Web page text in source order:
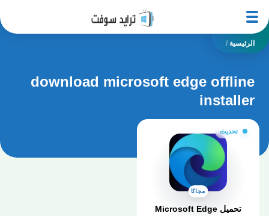
الرئيسية /
download microsoft edge offline
installer
تحديث
مجانًا
تحميل Microsoft Edge